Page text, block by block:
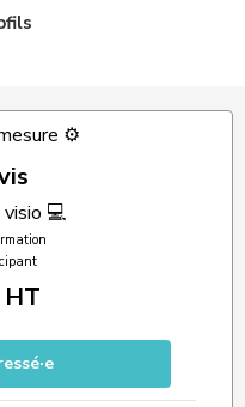
⚙️
💻
HT